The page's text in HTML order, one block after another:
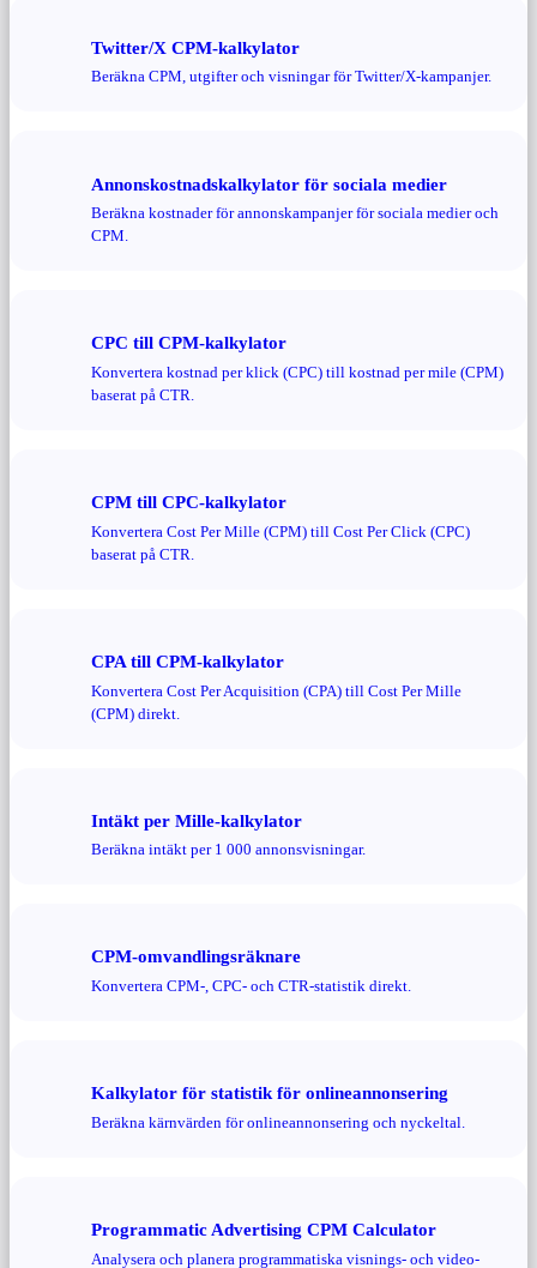
Twitter/X CPM-kalkylator
Beräkna CPM, utgifter och visningar för Twitter/X-kampanjer.
Annonskostnadskalkylator för sociala medier
Beräkna kostnader för annonskampanjer för sociala medier och
CPM.
CPC till CPM-kalkylator
Konvertera kostnad per klick (CPC) till kostnad per mile (CPM)
baserat på CTR.
CPM till CPC-kalkylator
Konvertera Cost Per Mille (CPM) till Cost Per Click (CPC)
baserat på CTR.
CPA till CPM-kalkylator
Konvertera Cost Per Acquisition (CPA) till Cost Per Mille
(CPM) direkt.
Intäkt per Mille-kalkylator
Beräkna intäkt per 1 000 annonsvisningar.
CPM-omvandlingsräknare
Konvertera CPM-, CPC- och CTR-statistik direkt.
Kalkylator för statistik för onlineannonsering
Beräkna kärnvärden för onlineannonsering och nyckeltal.
Programmatic Advertising CPM Calculator
Analysera och planera programmatiska visnings- och video-